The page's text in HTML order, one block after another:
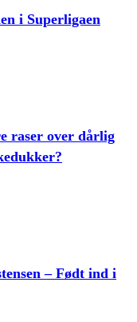
i Superligaen
raser over dårlig
– Født ind i